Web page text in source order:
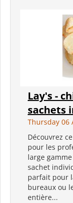
Lay's -
sachets
Thursday 06
Découvrez
pour les
large
sachet
parfait pour
bureaux ou
entière...